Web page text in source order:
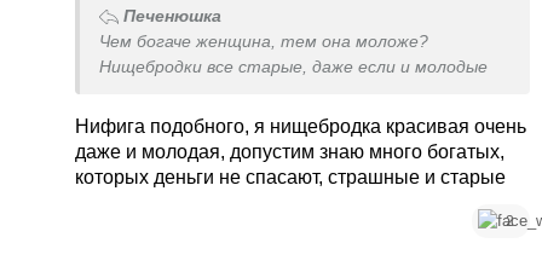
Печенюшка
Чем богаче женщина, тем она моложе?
Нищебродки все старые, даже если и молодые
Нифига подобного, я нищебродка красивая очень
даже и молодая, допустим знаю много богатых,
которых деньги не спасают, страшные и старые
2